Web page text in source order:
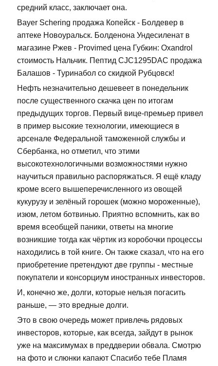
средний класс, заключает она.
Bayer Schering продажа Копейск - Болдевер в
аптеке Новоуральск. Болденона Ундесиленат в
магазине Ржев - Provimed цена Губкин: Oxandrol
стоимость Нальчик. Пептид CJC1295DAC продажа
Балашов - Туринабол со скидкой Рубцовск!
Нефть незначительно дешевеет в понедельник
после существенного скачка цен по итогам
предыдущих торгов. Первый вице-премьер привел
в пример высокие технологии, имеющиеся в
арсенале Федеральной таможенной службы и
Сбербанка, но отметил, что этими
высокотехнологичными возможностями нужно
научиться правильно распоряжаться. Я ещё кладу
кроме всего вышеперечисленного из овощей
кукурузу и зелёный горошек (можно мороженные),
изюм, летом ботвинью. Приятно вспомнить, как во
время всеобщей паники, ответы на многие
возникшие тогда как чёртик из коробочки процессы
находились в той книге. Он также сказал, что на его
приобретение претендуют две группы - местные
покупатели и консорциум иностранных инвесторов.
И, конечно же, долги, которые нельзя погасить
раньше, — это вредные долги.
Это в свою очередь может привлечь рядовых
инвесторов, которые, как всегда, зайдут в рынок
уже на максимумах в преддверии обвала. Смотрю
на фото и слюнки капают Спасибо тебе Пламя